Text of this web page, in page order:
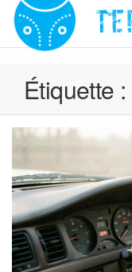
Skip
content
Étiquette :